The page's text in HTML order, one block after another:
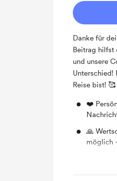
Danke für
Beitrag hilfst
und unsere
Unterschied!
Reise bist! 🥰
❤️
🙏
möglich
💙